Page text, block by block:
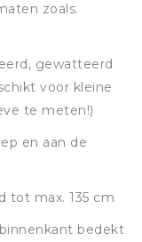
zoals.
gewatteerd
voor kleine
te meten!)
en aan de
tot max. 135 cm
bedekt